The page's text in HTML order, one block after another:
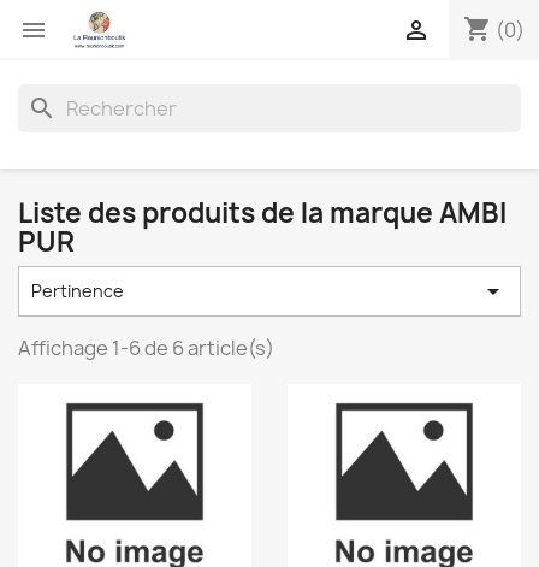
 shopping_cart (0)

search
Liste des produits de la marque AMBI
PUR
Pertinence 
Affichage 1-6 de 6 article(s)